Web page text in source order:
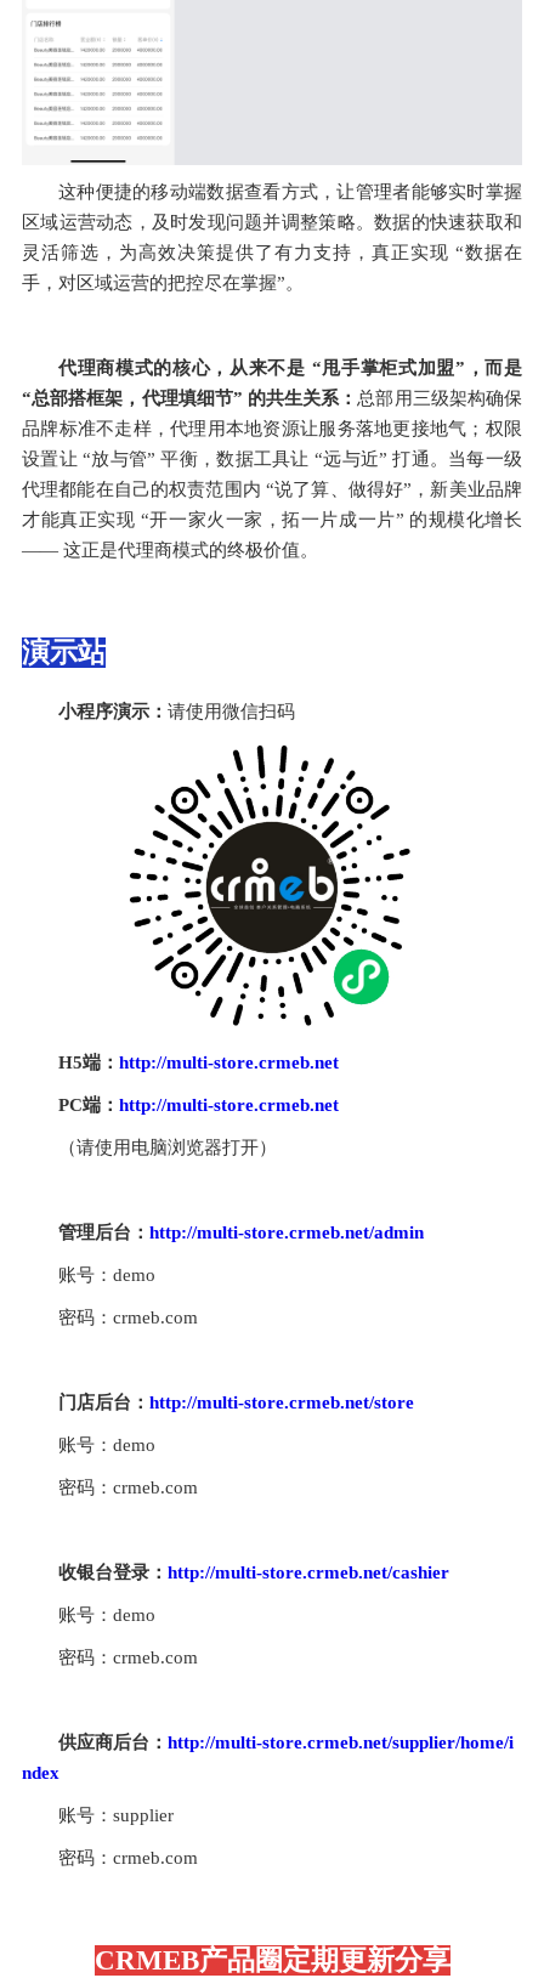
这种便捷的移动端数据查看方式，让管理者能够实时掌握
区域运营动态，及时发现问题并调整策略。数据的快速获取和
灵活筛选，为高效决策提供了有力支持，真正实现 “数据在
手，对区域运营的把控尽在掌握”。
代理商模式的核心，从来不是 “甩手掌柜式加盟”，而是
“总部搭框架，代理填细节” 的共生关系： 总部用三级架构确保
品牌标准不走样，代理用本地资源让服务落地更接地气；权限
设置让 “放与管” 平衡，数据工具让 “远与近” 打通。当每一级
代理都能在自己的权责范围内 “说了算、做得好”，新美业品牌
才能真正实现 “开一家火一家，拓一片成一片” 的规模化增长
—— 这正是代理商模式的终极价值。
演示站
小程序演示： 请使用微信扫码
H5端： http://multi-store.crmeb.net
PC端： http://multi-store.crmeb.net
（请使用电脑浏览器打开）
管理后台： http://multi-store.crmeb.net/admin
账号：demo
密码：crmeb.com
门店后台： http://multi-store.crmeb.net/store
账号：demo
密码：crmeb.com
收银台登录： http://multi-store.crmeb.net/cashier
账号：demo
密码：crmeb.com
供应商后台： http://multi-store.crmeb.net/supplier/home/i
ndex
账号：supplier
密码：crmeb.com
CRMEB产品圈定期更新分享